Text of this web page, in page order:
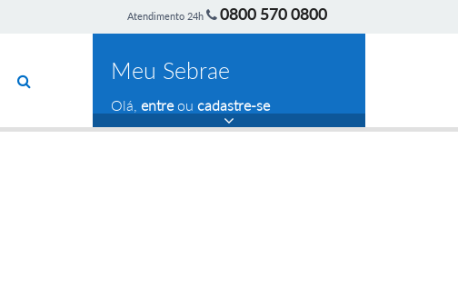
Atendimento 24h 0800 570 0800
Meu Sebrae
Olá, entreou cadastre-se